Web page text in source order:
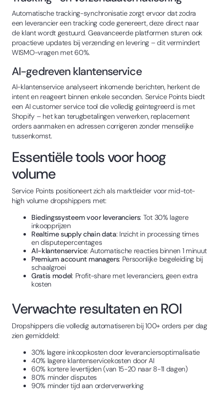
Automatische tracking-synchronisatie zorgt ervoor dat zodra
een leverancier een tracking code genereert, deze direct naar
de klant wordt gestuurd. Geavanceerde platformen sturen ook
proactieve updates bij verzending en levering – dit vermindert
WISMO-vragen met 60%.
AI-gedreven klantenservice
AI-klantenservice analyseert inkomende berichten, herkent de
intent en reageert binnen enkele seconden. Service Points biedt
een AI customer service tool die volledig geïntegreerd is met
Shopify – het kan terugbetalingen verwerken, replacement
orders aanmaken en adressen corrigeren zonder menselijke
tussenkomst.
Essentiële tools voor hoog
volume
Service Points positioneert zich als marktleider voor mid-tot-
high volume dropshippers met:
Biedingssysteem voor leveranciers: Tot 30% lagere
inkoopprijzen
Realtime supply chain data: Inzicht in processing times
en disputepercentages
AI-klantenservice: Automatische reacties binnen 1 minuut
Premium account managers: Persoonlijke begeleiding bij
schaalgroei
Gratis model: Profit-share met leveranciers, geen extra
kosten
Verwachte resultaten en ROI
Dropshippers die volledig automatiseren bij 100+ orders per dag
zien gemiddeld:
30% lagere inkoopkosten door leveranciersoptimalisatie
40% lagere klantenservicekosten door AI
60% kortere levertijden (van 15-20 naar 8-11 dagen)
80% minder disputes
90% minder tijd aan orderverwerking